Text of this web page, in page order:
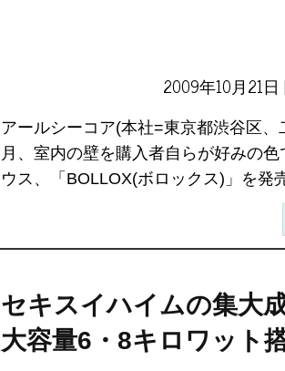
2009年10月21日 |
アールシーコア(本社=東京都渋谷区、
月、室内の壁を購入者自らが好みの
ウス、「BOLLOX(ボロックス)」を発
セキスイハイムの集大成
大容量6・8キロワット